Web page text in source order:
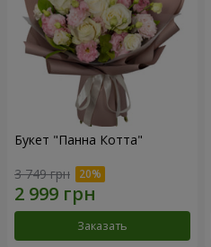
Букет "Панна Котта"
3 749 грн
Заказать